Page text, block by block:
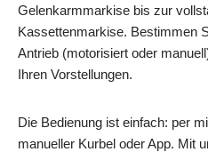
Gelenkarmmarkise bis zur
Kassettenmarkise. Bestimmen
Antrieb (motorisiert oder
Ihren Vorstellungen.
Die Bedienung ist einfach: per
manueller Kurbel oder App. Mit